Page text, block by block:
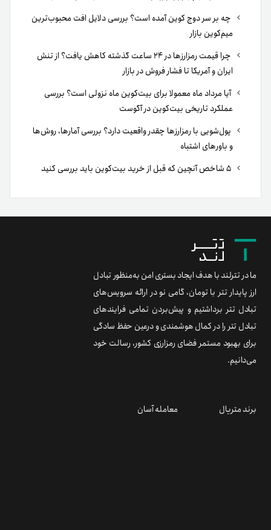
چه بر سر دوج کوین آمده است؟ بررسی دلایل افت محبوب‌ترین
میم‌کوین بازار
چرا قیمت رمزارزها در ۲۴ ساعت گذشته کاهش یافت؟ از تنش
ایران و آمریکا تا فشار فروش در بازار
آیا مرداد ماه معمولا برای بیت‌کوین ماه نزولی است؟ بررسی
عملکرد تاریخی بیت‌کوین در آگوست
پول‌شویی با رمزارزها چقدر واقعیت دارد؟ بررسی آمارها، روش‌ها
و باورهای اشتباه
ما در تترلند با هدف ایجاد بستری امن به‌منظور تبادل
ارز پایدار تتر با تومان، گامی نو در ارائه سرویس‌های
تبادل تتر برداشتیم و پیش‌بردن تمامی فرایندهای
تبادل تتر را در کمال هوشمندی و درعین حفظ سادگی
برای بهبود مستمر فضای رمزارزی کشور، رسالت خود
می‌دانیم.
برند متریال معامله آسان